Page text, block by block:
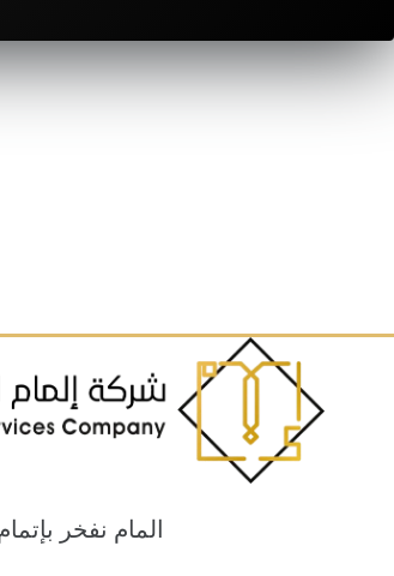
المام نفخر